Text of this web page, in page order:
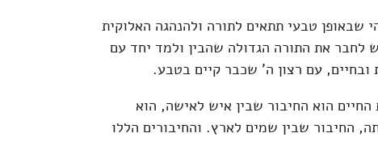
טבעי תתאים לתורה ולהנהגה האלוקית
את התורה הגדולה שהבין ולמד יחד עם
ובחיים, עם רצון ה' שכבר קיים בטבע.
החיים הוא החיבור שבין איש לאישה, הוא
החיבור שבין שמים לארץ. והחיבורים הללו